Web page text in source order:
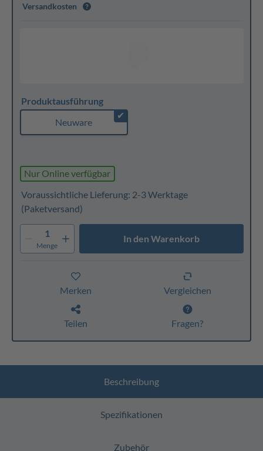
Versandkosten
Produktausführung
✔
Neuware
Nur Online verfügbar
Voraussichtliche Lieferung: 2-3 Werktage
(Paketversand)
1
Menge
In den Warenkorb
Merken Vergleichen
Teilen Fragen?
Beschreibung
Spezifikationen
Zubehör